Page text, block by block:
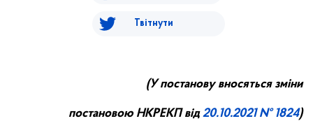
Твітнути
(У постанову вносяться зміни
постановою НКРЕКП від20.10.2021№ 1824)